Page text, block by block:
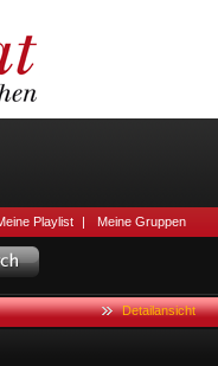
Playlist | Meine Gruppen
Detailansicht